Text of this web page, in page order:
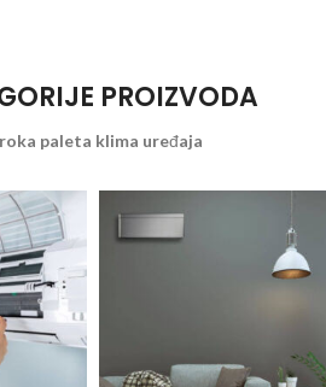
PROIZVODA
paleta klima uređaja